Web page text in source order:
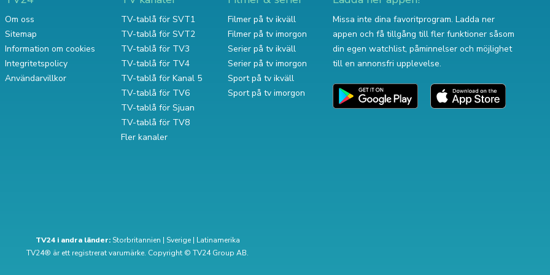
Om oss
Sitemap
Information om cookies
Integritetspolicy
Användarvillkor
TV-tablå för SVT1
TV-tablå för SVT2
TV-tablå för TV3
TV-tablå för TV4
TV-tablå för Kanal 5
TV-tablå för TV6
TV-tablå för Sjuan
TV-tablå för TV8
Fler kanaler
Filmer på tv ikväll
Filmer på tv imorgon
Serier på tv ikväll
Serier på tv imorgon
Sport på tv ikväll
Sport på tv imorgon
Missa inte dina favoritprogram. Ladda ner
appen och få tillgång till fler funktioner såsom
din egen watchlist, påminnelser och möjlighet
till en annonsfri upplevelse.
TV24 i andra länder: Storbritannien | Sverige| Latinamerika
TV24® är ett registrerat varumärke. Copyright © TV24 Group AB.